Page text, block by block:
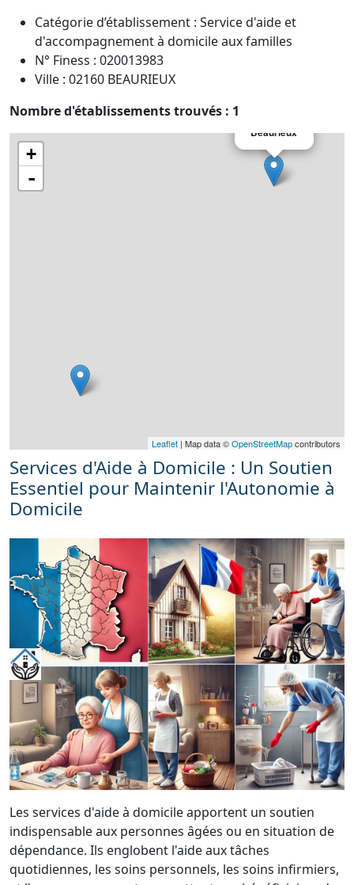
Catégorie d’établissement : Service d'aide et
d'accompagnement à domicile aux familles
N° Finess : 020013983
Ville : 02160 BEAURIEUX
Nombre d'établissements trouvés : 1
Beaurieux
+
-
Leaflet | Map data ©OpenStreetMapcontributors
Services d'Aide à Domicile : Un Soutien
Essentiel pour Maintenir l'Autonomie à
Domicile
Les services d'aide à domicile apportent un soutien
indispensable aux personnes âgées ou en situation de
dépendance. Ils englobent l'aide aux tâches
quotidiennes, les soins personnels, les soins infirmiers,